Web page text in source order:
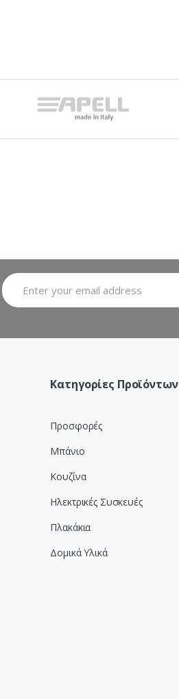
Κατηγορίες Προϊόντων
Προσφορές
Μπάνιο
Κουζίνα
Ηλεκτρικές Συσκευές
Πλακάκια
Δομικά Υλικά